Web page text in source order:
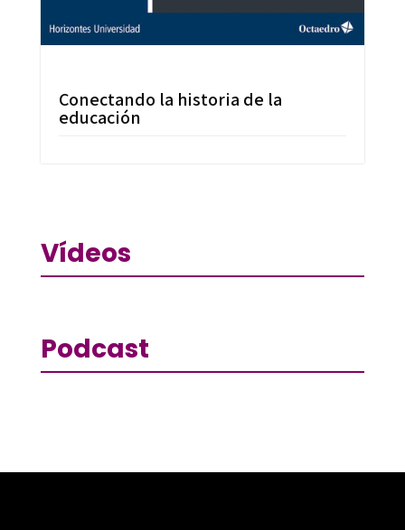
Conectando la historia de la
educación
Vídeos
Podcast